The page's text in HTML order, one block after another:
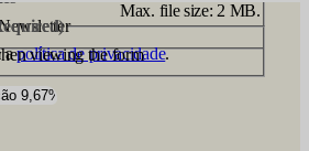
Max. file size: 2 MB.
apolítica de privacidade.
viewing the form